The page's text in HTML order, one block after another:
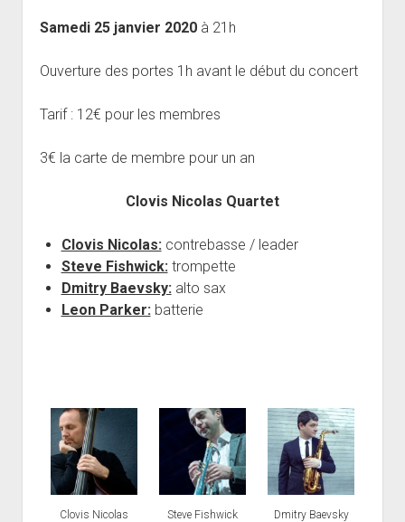
Rencontres départementales
Projection vidéos de jazz
Nos Equipements
Animer une soirée Jazz Club
Participer aux Jam Sessions
Tarifs
Réservation
Samedi 25 janvier 2020 à 21h
Ouverture des portes 1h avant le début du concert
Tarif : 12€ pour les membres
3€ la carte de membre pour un an
Clovis Nicolas Quartet
Clovis Nicolas: contrebasse / leader
Steve Fishwick: trompette
Dmitry Baevsky: alto sax
Leon Parker: batterie
Clovis Nicolas Steve Fishwick Dmitry Baevsky